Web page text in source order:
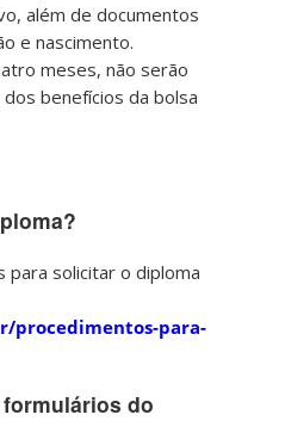
além de documentos
e nascimento.
meses, não serão
benefícios da bolsa
para solicitar o diploma
procedimentos-para-
do